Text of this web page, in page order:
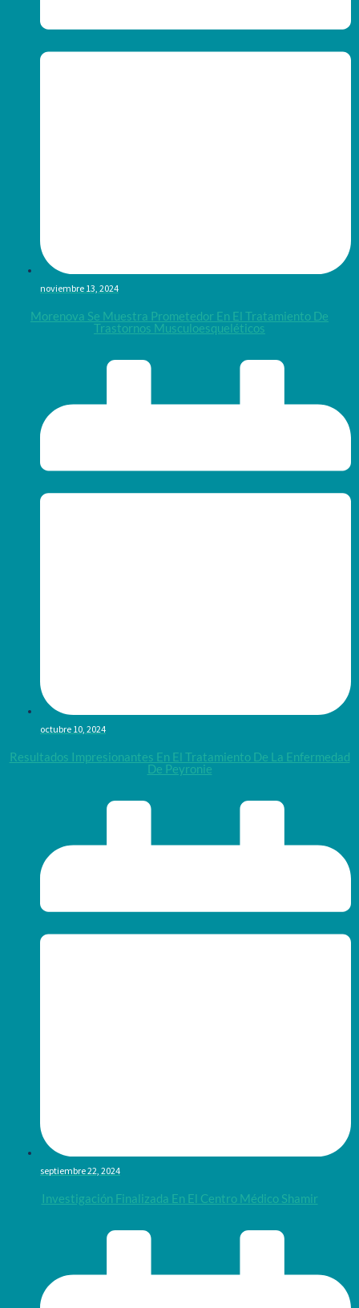
noviembre 13, 2024
Morenova Se Muestra Prometedor En El Tratamiento De
Trastornos Musculoesqueléticos
octubre 10, 2024
Resultados Impresionantes En El Tratamiento De La Enfermedad
De Peyronie
septiembre 22, 2024
Investigación Finalizada En El Centro Médico Shamir